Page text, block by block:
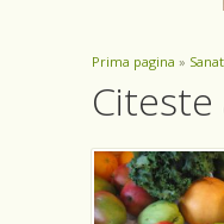
Prima pagina »